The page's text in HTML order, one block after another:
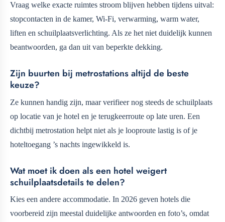
Vraag welke exacte ruimtes stroom blijven hebben tijdens uitval:
stopcontacten in de kamer, Wi‑Fi, verwarming, warm water,
liften en schuilplaatsverlichting. Als ze het niet duidelijk kunnen
beantwoorden, ga dan uit van beperkte dekking.
Zijn buurten bij metrostations altijd de beste
keuze?
Ze kunnen handig zijn, maar verifieer nog steeds de schuilplaats
op locatie van je hotel en je terugkeerroute op late uren. Een
dichtbij metrostation helpt niet als je looproute lastig is of je
hoteltoegang ’s nachts ingewikkeld is.
Wat moet ik doen als een hotel weigert
schuilplaatsdetails te delen?
Kies een andere accommodatie. In 2026 geven hotels die
voorbereid zijn meestal duidelijke antwoorden en foto’s, omdat